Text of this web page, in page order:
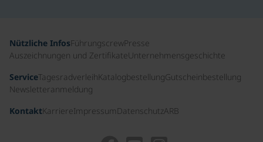
Nützliche InfosFührungscrewPresse
Auszeichnungen und ZertifikateUnternehmensgeschichte
ServiceTagesradverleihKatalogbestellungGutscheinbestellung
Newsletteranmeldung
KontaktKarriereImpressum DatenschutzARB